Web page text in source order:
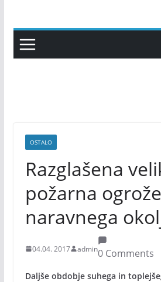
content
OSTALO
Razglašena
požarna
naravnega
04.04. 2017 admin0 Comments
Daljše obdobje suhega in